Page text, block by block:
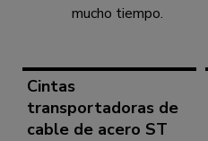
mucho tiempo.
Cintas
transportadoras de
cable de acero ST